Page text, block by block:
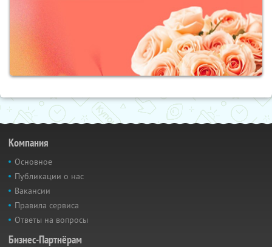
Компания
Основное
Публикации о нас
Вакансии
Правила сервиса
Ответы на вопросы
Бизнес-Партнёрам